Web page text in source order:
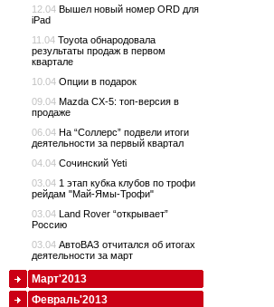
12.04 Вышел новый номер ORD для
iPad
11.04 Toyota обнародовала
результаты продаж в первом
квартале
10.04 Опции в подарок
09.04 Mazda CX-5: топ-версия в
продаже
06.04 На “Соллерс” подвели итоги
деятельности за первый квартал
04.04 Сочинский Yeti
03.04 1 этап кубка клубов по трофи
рейдам "Май-Ямы-Трофи"
03.04 Land Rover “открывает”
Россию
03.04 АвтоВАЗ отчитался об итогах
деятельности за март
Март'2013
Февраль'2013